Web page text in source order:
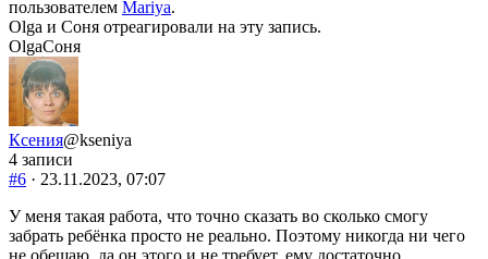
палец
вниз.
палец
вверх.
пользователем Mariya.
Olga и Соня отреагировали на эту запись.
OlgaСоня
Ксения@kseniya
4 записи
#6 · 23.11.2023, 07:07
У меня такая работа, что точно сказать во сколько смогу
забрать ребёнка просто не реально. Поэтому никогда ни чего
не обещаю, да он этого и не требует, ему достаточно